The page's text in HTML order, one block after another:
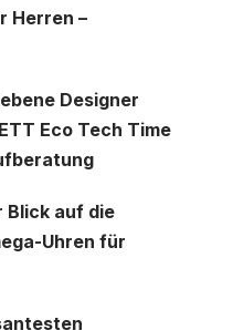
Herren –
Designer
Eco Tech Time
Blick auf die
Uhren für